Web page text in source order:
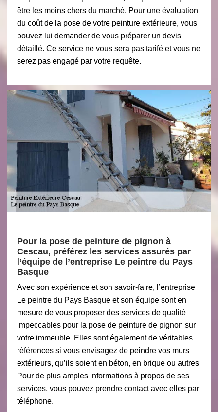
être les moins chers du marché. Pour une évaluation
du coût de la pose de votre peinture extérieure, vous
pouvez lui demander de vous préparer un devis
détaillé. Ce service ne vous sera pas tarifé et vous ne
serez pas engagé par votre requête.
Pour la pose de peinture de pignon à
Cescau, préférez les services assurés par
l’équipe de l’entreprise Le peintre du Pays
Basque
Avec son expérience et son savoir-faire, l’entreprise
Le peintre du Pays Basque et son équipe sont en
mesure de vous proposer des services de qualité
impeccables pour la pose de peinture de pignon sur
votre immeuble. Elles sont également de véritables
références si vous envisagez de peindre vos murs
extérieurs, qu’ils soient en béton, en brique ou autres.
Pour de plus amples informations à propos de ses
services, vous pouvez prendre contact avec elles par
téléphone.